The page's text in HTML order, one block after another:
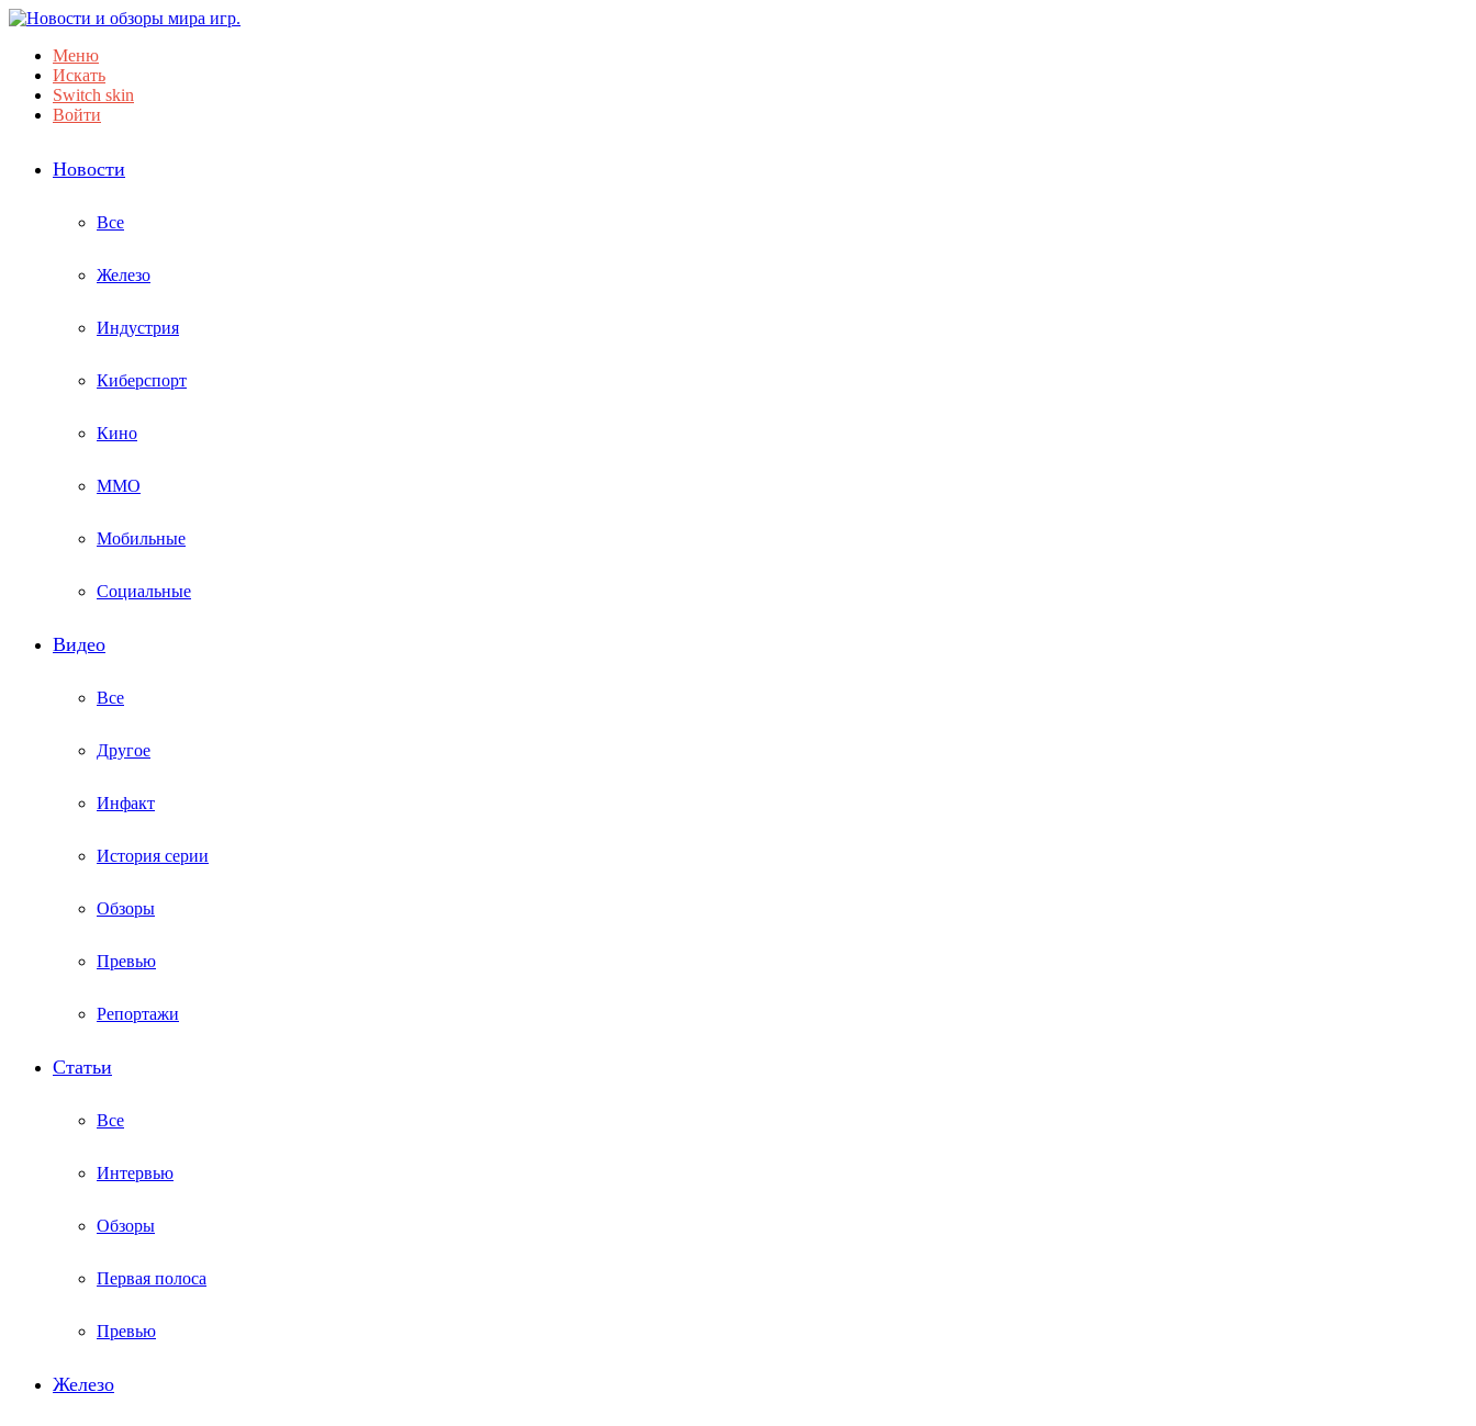
Меню
Искать
Switch skin
Войти
Новости
Все
Железо
Индустрия
Киберспорт
Кино
ММО
Мобильные
Социальные
Видео
Все
Другое
Инфакт
История серии
Обзоры
Превью
Репортажи
Статьи
Все
Интервью
Обзоры
Первая полоса
Превью
Железо